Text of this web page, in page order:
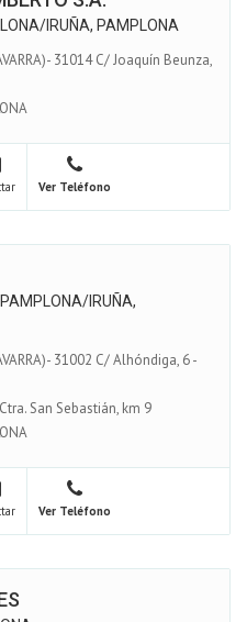
IRUÑA, PAMPLONA
31014 C/ Joaquín Beunza,
Ver Teléfono
PAMPLONA/IRUÑA,
31002 C/ Alhóndiga, 6 -
San Sebastián, km 9
Ver Teléfono